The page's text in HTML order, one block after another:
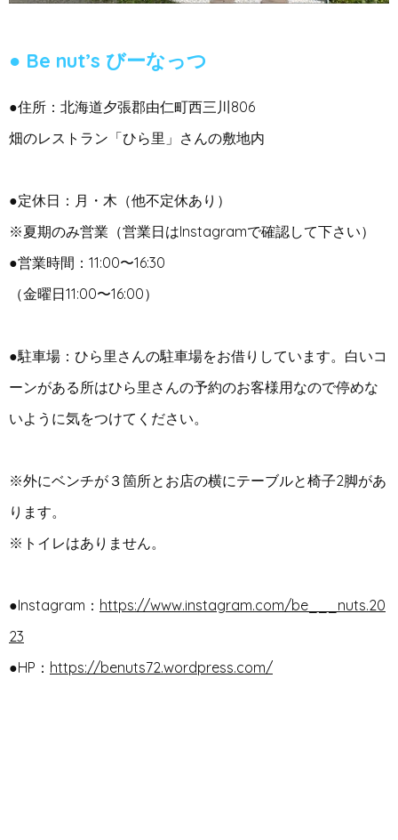
Be nut’s びーなっつ
●住所：北海道夕張郡由仁町西三川806
畑のレストラン「ひら里」さんの敷地内
●定休日：月・木（他不定休あり）
※夏期のみ営業（営業日はInstagramで確認して下さい）
●営業時間：11:00〜16:30
（金曜日11:00〜16:00）
●駐車場：ひら里さんの駐車場をお借りしています。白いコ
ーンがある所はひら里さんの予約のお客様用なので停めな
いように気をつけてください。
※外にベンチが３箇所とお店の横にテーブルと椅子2脚があ
ります。
※トイレはありません。
●Instagram： https://www.instagram.com/be___nuts.20
23
●HP： https://benuts72.wordpress.com/